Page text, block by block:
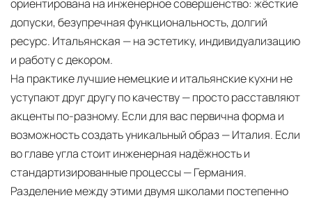
ориентирована на инженерное совершенство: жёсткие
допуски, безупречная функциональность, долгий
ресурс. Итальянская — на эстетику, индивидуализацию
и работу с декором.
На практике лучшие немецкие и итальянские кухни не
уступают друг другу по качеству — просто расставляют
акценты по-разному. Если для вас первична форма и
возможность создать уникальный образ — Италия. Если
во главе угла стоит инженерная надёжность и
стандартизированные процессы — Германия.
Разделение между этими двумя школами постепенно